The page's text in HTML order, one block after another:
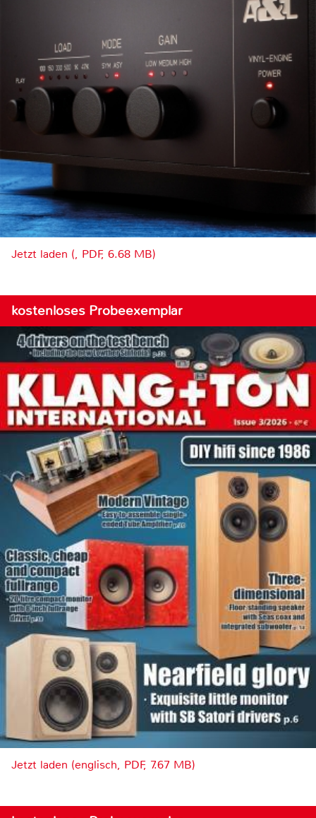
Jetzt laden (, PDF, 6.68 MB)
kostenloses Probeexemplar
Jetzt laden (englisch, PDF, 7.67 MB)